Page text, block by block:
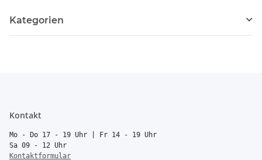
Kategorien
Kontakt
Mo - Do 17 - 19 Uhr | Fr 14 - 19 Uhr
Sa 09 - 12 Uhr
Kontaktformular